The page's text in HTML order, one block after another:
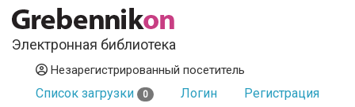
Электронная библиотека
Незарегистрированный посетитель
Список загрузки 0 Логин Регистрация